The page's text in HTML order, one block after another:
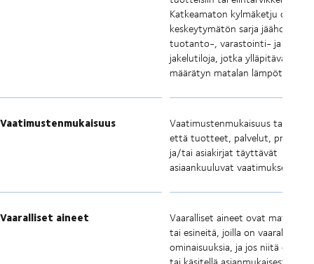
Katkeamaton kylmäketju on
keskeytymätön sarja
tuotanto-, varastointi- ja
jakelutiloja, jotka ylläpitävät
määrätyn matalan lämpötilavälin.
Vaatimustenmukaisuus
Vaatimustenmukaisuus
että tuotteet, palvelut, prosessit
ja/tai asiakirjat täyttävät
asiaankuuluvat vaatimukset.
Vaaralliset aineet
Vaaralliset aineet ovat
tai esineitä, joilla on vaarallisia
ominaisuuksia, ja jos niitä ei